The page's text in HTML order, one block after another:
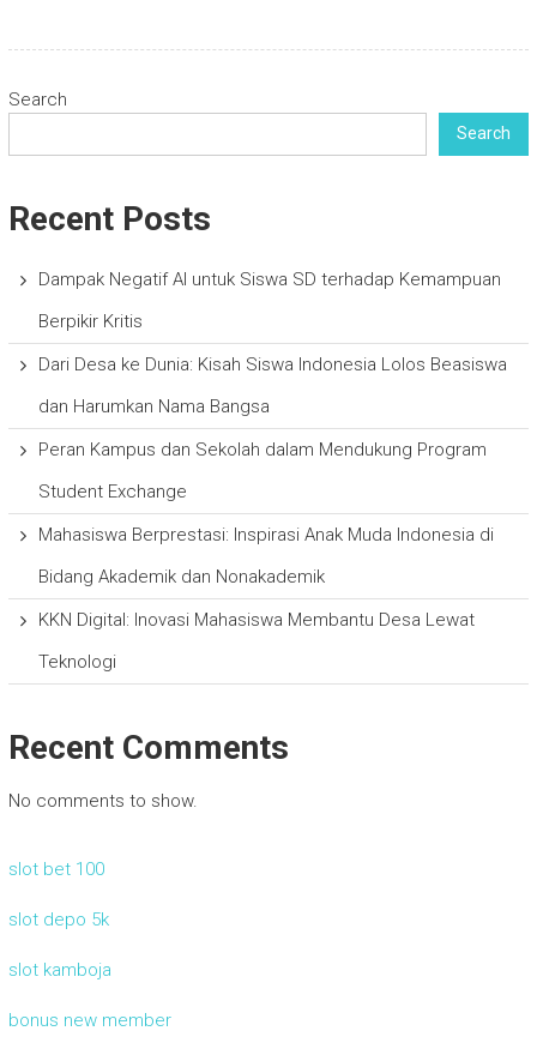
Search
Search
Recent Posts
Dampak Negatif AI untuk Siswa SD terhadap Kemampuan
Berpikir Kritis
Dari Desa ke Dunia: Kisah Siswa Indonesia Lolos Beasiswa
dan Harumkan Nama Bangsa
Peran Kampus dan Sekolah dalam Mendukung Program
Student Exchange
Mahasiswa Berprestasi: Inspirasi Anak Muda Indonesia di
Bidang Akademik dan Nonakademik
KKN Digital: Inovasi Mahasiswa Membantu Desa Lewat
Teknologi
Recent Comments
No comments to show.
slot bet 100
slot depo 5k
slot kamboja
bonus new member